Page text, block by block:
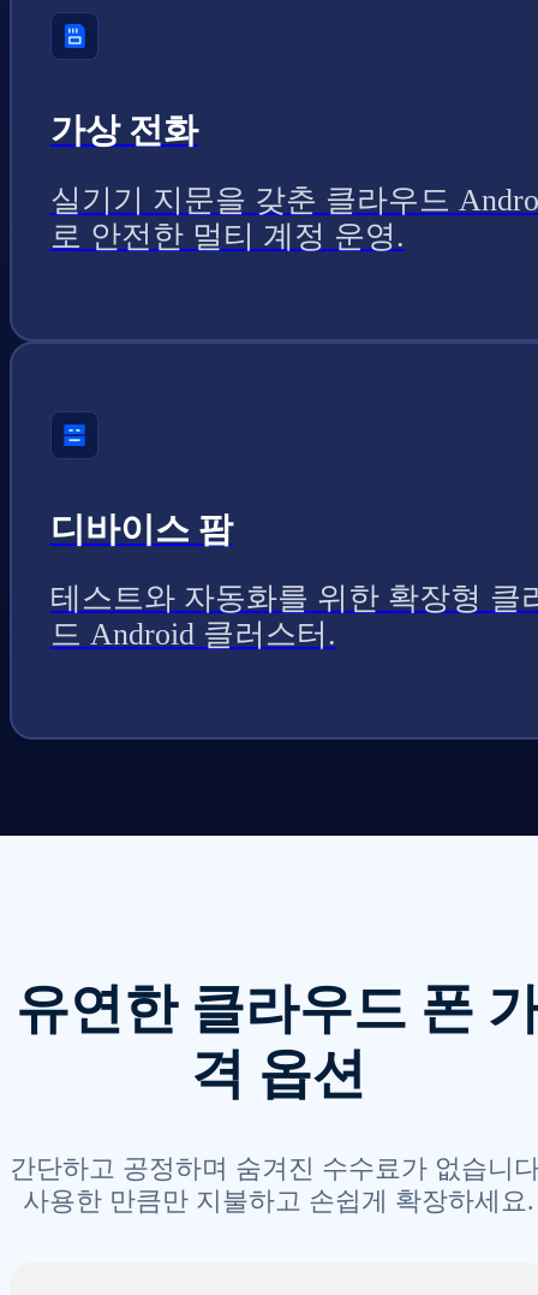
가상 전화
실기기 지문을 갖춘 클라우드
로 안전한 멀티 계정 운영.
디바이스 팜
테스트와 자동화를 위한 확장형 클
드 Android 클러스터.
유연한 클라우드 폰
격 옵션
간단하고 공정하며 숨겨진 수수료가 없습니
사용한 만큼만 지불하고 손쉽게 확장하세요.